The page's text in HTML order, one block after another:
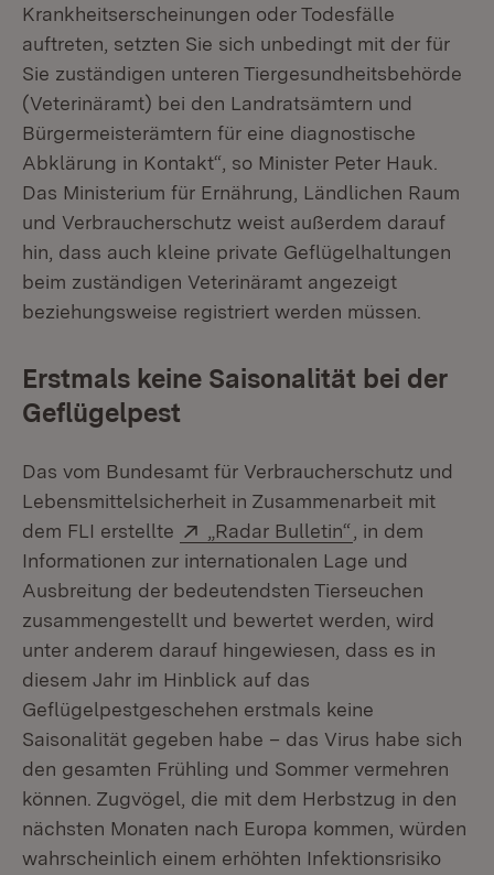
Krankheitserscheinungen oder Todesfälle
auftreten, setzten Sie sich unbedingt mit der für
Sie zuständigen unteren Tiergesundheitsbehörde
(Veterinäramt) bei den Landratsämtern und
Bürgermeisterämtern für eine diagnostische
Abklärung in Kontakt“, so Minister Peter Hauk.
Das Ministerium für Ernährung, Ländlichen Raum
und Verbraucherschutz weist außerdem darauf
hin, dass auch kleine private Geflügelhaltungen
beim zuständigen Veterinäramt angezeigt
beziehungsweise registriert werden müssen.
Erstmals keine Saisonalität bei der
Geflügelpest
Das vom Bundesamt für Verbraucherschutz und
Lebensmittelsicherheit in Zusammenarbeit mit
dem FLI erstellte
Extern:
„Radar Bulletin“ (Öffnet in
, in dem
Informationen zur internationalen Lage und
Ausbreitung der bedeutendsten Tierseuchen
zusammengestellt und bewertet werden, wird
unter anderem darauf hingewiesen, dass es in
diesem Jahr im Hinblick auf das
Geflügelpestgeschehen erstmals keine
Saisonalität gegeben habe – das Virus habe sich
den gesamten Frühling und Sommer vermehren
können. Zugvögel, die mit dem Herbstzug in den
nächsten Monaten nach Europa kommen, würden
wahrscheinlich einem erhöhten Infektionsrisiko